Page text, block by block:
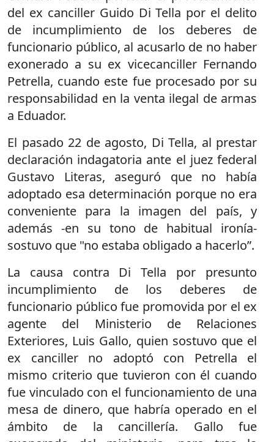
del ex canciller Guido Di Tella por el delito
de incumplimiento de los deberes de
funcionario público, al acusarlo de no haber
exonerado a su ex vicecanciller Fernando
Petrella, cuando este fue procesado por su
responsabilidad en la venta ilegal de armas
a Eduador.
El pasado 22 de agosto, Di Tella, al prestar
declaración indagatoria ante el juez federal
Gustavo Literas, aseguró que no había
adoptado esa determinación porque no era
conveniente para la imagen del país, y
además -en su tono de habitual ironía-
sostuvo que "no estaba obligado a hacerlo”.
La causa contra Di Tella por presunto
incumplimiento de los deberes de
funcionario público fue promovida por el ex
agente del Ministerio de Relaciones
Exteriores, Luis Gallo, quien sostuvo que el
ex canciller no adoptó con Petrella el
mismo criterio que tuvieron con él cuando
fue vinculado con el funcionamiento de una
mesa de dinero, que habría operado en el
ámbito de la cancillería. Gallo fue